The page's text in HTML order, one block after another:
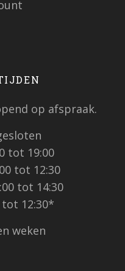
op afspraak.
tot 19:00
tot 12:30
tot 14:30
tot 12:30*
weken